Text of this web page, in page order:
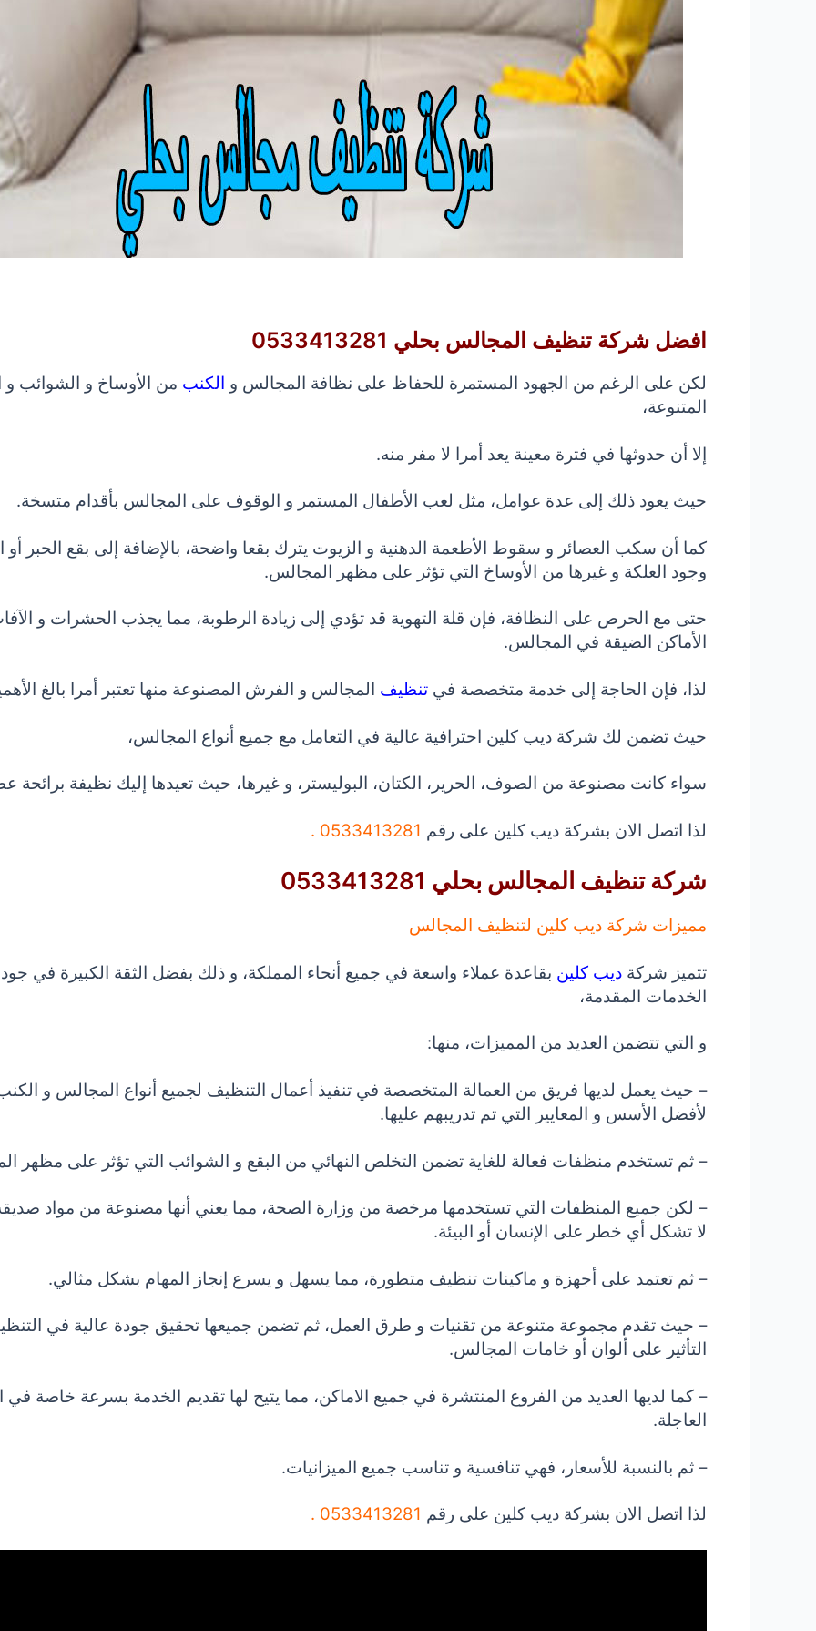
افضل شركة تنظيف المجالس بحلي 0533413281
لكن على الرغم من الجهود المستمرة للحفاظ على نظافة المجالس و الكنب من الأوساخ و الشوائب و
المتنوعة،
إلا أن حدوثها في فترة معينة يعد أمرا لا مفر منه.
حيث يعود ذلك إلى عدة عوامل، مثل لعب الأطفال المستمر و الوقوف على المجالس بأقدام متسخة.
كما أن سكب العصائر و سقوط الأطعمة الدهنية و الزيوت يترك بقعا واضحة، بالإضافة إلى بقع الحبر أو
وجود العلكة و غيرها من الأوساخ التي تؤثر على مظهر المجالس.
حتى مع الحرص على النظافة، فإن قلة التهوية قد تؤدي إلى زيادة الرطوبة، مما يجذب الحشرات و
الأماكن الضيقة في المجالس.
لذا، فإن الحاجة إلى خدمة متخصصة في تنظيف المجالس و الفرش المصنوعة منها تعتبر أمرا بالغ
حيث تضمن لك شركة ديب كلين احترافية عالية في التعامل مع جميع أنواع المجالس،
سواء كانت مصنوعة من الصوف، الحرير، الكتان، البوليستر، و غيرها، حيث تعيدها إليك نظيفة برائحة
لذا اتصل الان بشركة ديب كلين على رقم 0533413281 .
شركة تنظيف المجالس بحلي 0533413281
مميزات شركة ديب كلين لتنظيف المجالس
تتميز شركة ديب كلين بقاعدة عملاء واسعة في جميع أنحاء المملكة، و ذلك بفضل الثقة الكبيرة في
الخدمات المقدمة،
و التي تتضمن العديد من المميزات، منها:
– حيث يعمل لديها فريق من العمالة المتخصصة في تنفيذ أعمال التنظيف لجميع أنواع المجالس و
لأفضل الأسس و المعايير التي تم تدريبهم عليها.
– ثم تستخدم منظفات فعالة للغاية تضمن التخلص النهائي من البقع و الشوائب التي تؤثر على مظهر
– لكن جميع المنظفات التي تستخدمها مرخصة من وزارة الصحة، مما يعني أنها مصنوعة من مواد صديقة
لا تشكل أي خطر على الإنسان أو البيئة.
– ثم تعتمد على أجهزة و ماكينات تنظيف متطورة، مما يسهل و يسرع إنجاز المهام بشكل مثالي.
– حيث تقدم مجموعة متنوعة من تقنيات و طرق العمل، ثم تضمن جميعها تحقيق جودة عالية في
التأثير على ألوان أو خامات المجالس.
– كما لديها العديد من الفروع المنتشرة في جميع الاماكن، مما يتيح لها تقديم الخدمة بسرعة خاصة في
العاجلة.
– ثم بالنسبة للأسعار، فهي تنافسية و تناسب جميع الميزانيات.
لذا اتصل الان بشركة ديب كلين على رقم 0533413281 .